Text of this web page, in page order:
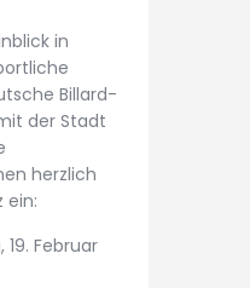
in
Billard-
der Stadt
herzlich
ein:
Februar